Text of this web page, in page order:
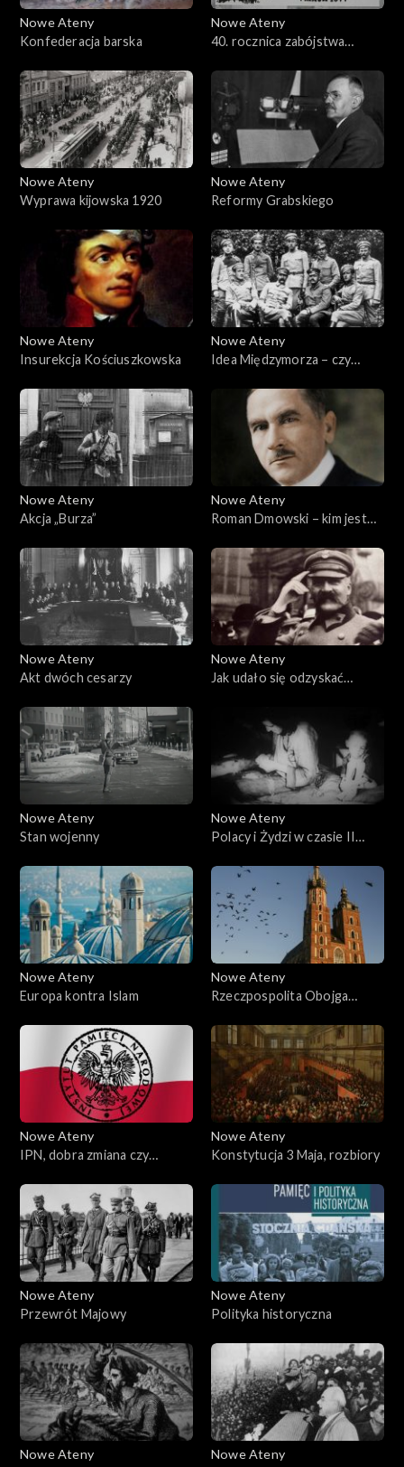
Nowe Ateny
Konfederacja barska
Nowe Ateny
40. rocznica zabójstwa
Nowe Ateny
Wyprawa kijowska 1920
Nowe Ateny
Reformy Grabskiego
Nowe Ateny
Insurekcja Kościuszkowska
Nowe Ateny
Idea Międzymorza – czy
Nowe Ateny
Akcja „Burza”
Nowe Ateny
Roman Dmowski – kim jest
Nowe Ateny
Akt dwóch cesarzy
Nowe Ateny
Jak udało się odzyskać
Nowe Ateny
Stan wojenny
Nowe Ateny
Polacy i Żydzi w czasie II
Nowe Ateny
Europa kontra Islam
Nowe Ateny
Rzeczpospolita Obojga
tolerancyjne
Nowe Ateny
IPN, dobra zmiana czy
Nowe Ateny
Konstytucja 3 Maja, rozbiory
Nowe Ateny
Przewrót Majowy
Nowe Ateny
Polityka historyczna
Nowe Ateny
Nowe Ateny